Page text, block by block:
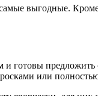
выгодные.
готовы предложить
или